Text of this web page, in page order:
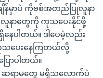
ျိန်မှာပဲ ကိုဗစ်အတည်ပြုလူနာ
လူနာတွေကို ကုသပေးနိုင်ဖို့
နေပါတယ်။ ဒါပေမဲ့လည်း
ပေးနေကြတယ်လို့
ောပါတယ်။
ဆရာမတွေ မရှိသလောက်ပဲ